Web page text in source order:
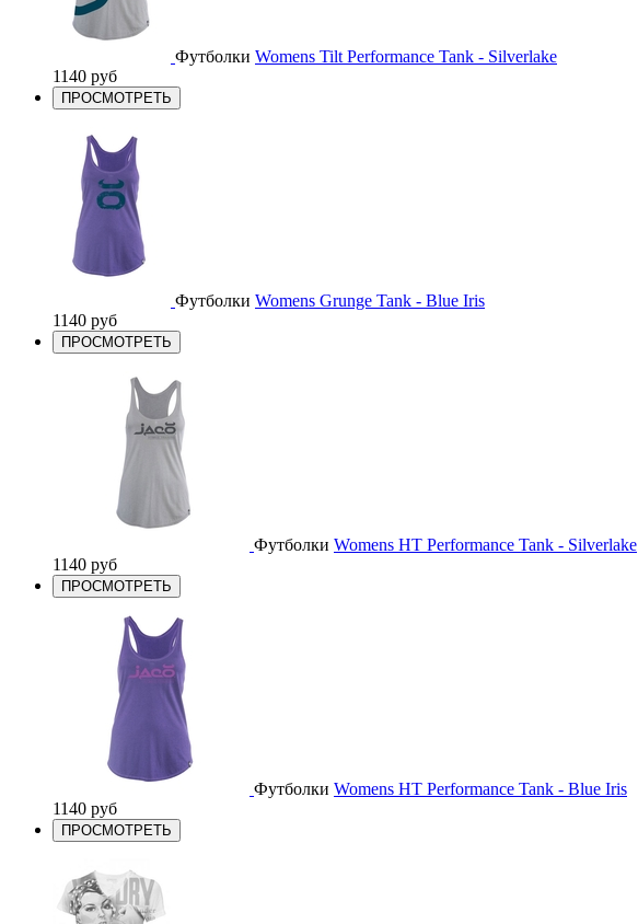
Футболки Womens Tilt Performance Tank - Silverlake
1140 руб
ПРОСМОТРЕТЬ
Футболки Womens Grunge Tank - Blue Iris
1140 руб
ПРОСМОТРЕТЬ
Футболки Womens HT Performance Tank - Silverlake
1140 руб
ПРОСМОТРЕТЬ
Футболки Womens HT Performance Tank - Blue Iris
1140 руб
ПРОСМОТРЕТЬ